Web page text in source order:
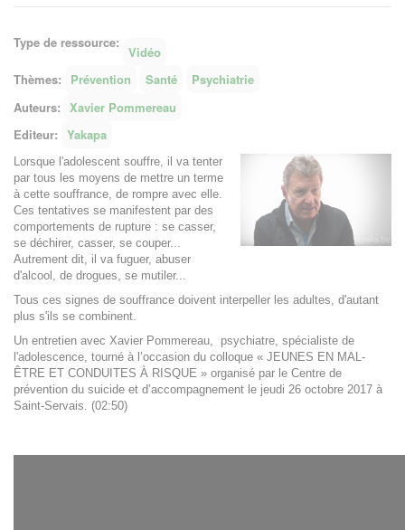
Type de ressource:
Vidéo
Thèmes:
Prévention Santé
Psychiatrie
Auteurs: Xavier Pommereau
Editeur: Yakapa
Lorsque l'adolescent souffre, il va tenter
par tous les moyens de mettre un terme
à cette souffrance, de rompre avec elle.
Ces tentatives se manifestent par des
comportements de rupture : se casser,
se déchirer, casser, se couper...
Autrement dit, il va fuguer, abuser
d'alcool, de drogues, se mutiler...
Tous ces signes de souffrance doivent interpeller les adultes, d'autant
plus s'ils se combinent.
Un entretien avec Xavier Pommereau, psychiatre, spécialiste de
l'adolescence, tourné à l’occasion du colloque « JEUNES EN MAL-
ÊTRE ET CONDUITES À RISQUE » organisé par le Centre de
prévention du suicide et d’accompagnement le jeudi 26 octobre 2017 à
Saint-Servais. (02:50)